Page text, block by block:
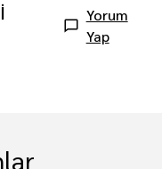
Yorum
Yap